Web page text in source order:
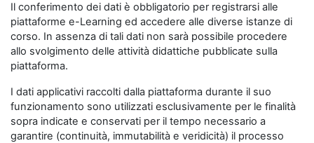
Il conferimento dei dati è obbligatorio per registrarsi alle
piattaforme e-Learning ed accedere alle diverse istanze di
corso. In assenza di tali dati non sarà possibile procedere
allo svolgimento delle attività didattiche pubblicate sulla
piattaforma.
I dati applicativi raccolti dalla piattaforma durante il suo
funzionamento sono utilizzati esclusivamente per le finalità
sopra indicate e conservati per il tempo necessario a
garantire (continuità, immutabilità e veridicità) il processo